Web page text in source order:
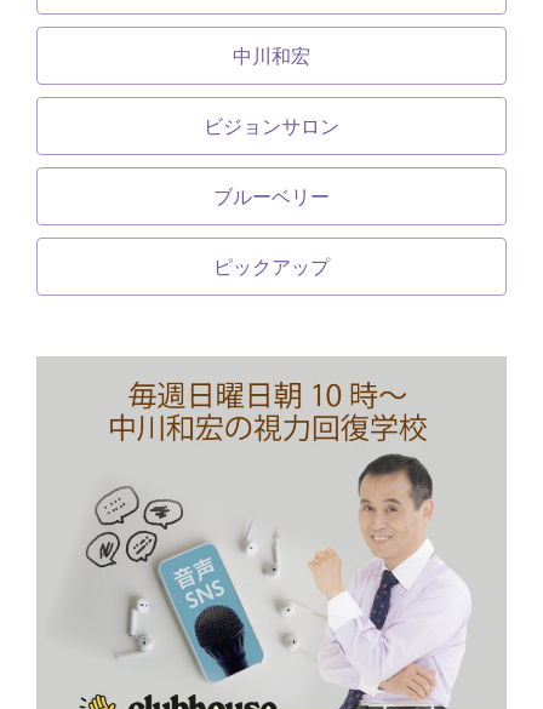
中川和宏
ビジョンサロン
ブルーベリー
ピックアップ